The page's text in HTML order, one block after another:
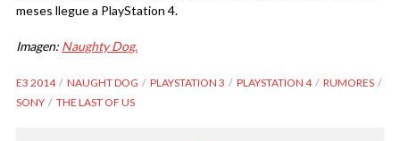
meses llegue a PlayStation 4.
Imagen: Naughty Dog.
E3 2014 NAUGHT DOG PLAYSTATION 3 PLAYSTATION 4
RUMORES
SONY
THE LAST OF US